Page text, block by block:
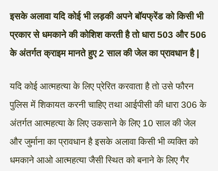
इसके अलावा यदि कोई भी लड़की अपने बॉयफ्रेंड को किसी भी
प्रकार से धमकाने की कोशिश करती है तो धारा 503 और 506
के अंतर्गत क्राइम मानते हुए 2 साल की जेल का प्रावधान है |
यदि कोई आत्महत्या के लिए प्रेरित करवाता है तो उसे फौरन
पुलिस में शिकायत करनी चाहिए तथा आईपीसी की धारा 306 के
अंतर्गत आत्महत्या के लिए उकसाने के लिए 10 साल की जेल
और जुर्माना का प्रावधान है इसके अलावा किसी भी व्यक्ति को
धमकाने आओ आत्महत्या जैसी स्थित को बनाने के लिए गैर